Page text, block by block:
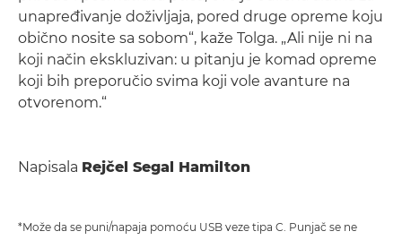
unapređivanje doživljaja, pored druge opreme koju
obično nosite sa sobom“, kaže Tolga. „Ali nije ni na
koji način ekskluzivan: u pitanju je komad opreme
koji bih preporučio svima koji vole avanture na
otvorenom.“
Napisala Rejčel Segal Hamilton
*Može da se puni/napaja pomoću USB veze tipa C. Punjač se ne